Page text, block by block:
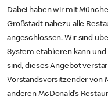
Dabei haben wir mit
Großstadt nahezu alle
angeschlossen. Wir sind
System etablieren kann
sind, dieses Angebot
Vorstandsvorsitzender von